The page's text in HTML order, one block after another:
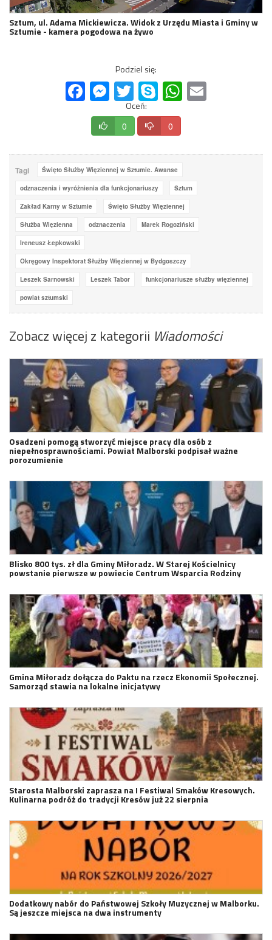
Sztum, ul. Adama Mickiewicza. Widok z Urzędu Miasta i Gminy w
Sztumie - kamera pogodowa na żywo
Podziel się:
FacebookMessenger
Twitter Skype WhatsApp
Oceń:
0 0
Tagi Święto Służby Więziennej w Sztumie. Awanse
odznaczenia i wyróżnienia dla funkcjonariuszy Sztum
Zakład Karny w Sztumie Święto Służby Więziennej
Służba Więzienna odznaczenia Marek Rogoziński
Ireneusz Łepkowski
Okręgowy Inspektorat Służby Więziennej w Bydgoszczy
Leszek Sarnowski Leszek Tabor funkcjonariusze służby więziennej
powiat sztumski
Zobacz więcej z kategorii Wiadomości
Osadzeni pomogą stworzyć miejsce pracy dla osób z
niepełnosprawnościami. Powiat Malborski podpisał ważne
porozumienie
Blisko 800 tys. zł dla Gminy Miłoradz. W Starej Kościelnicy
powstanie pierwsze w powiecie Centrum Wsparcia Rodziny
Gmina Miłoradz dołącza do Paktu na rzecz Ekonomii Społecznej.
Samorząd stawia na lokalne inicjatywy
Starosta Malborski zaprasza na I Festiwal Smaków Kresowych.
Kulinarna podróż do tradycji Kresów już 22 sierpnia
Dodatkowy nabór do Państwowej Szkoły Muzycznej w Malborku.
Są jeszcze miejsca na dwa instrumenty